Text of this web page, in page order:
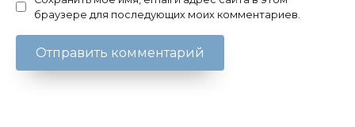
браузере для последующих моих комментариев.